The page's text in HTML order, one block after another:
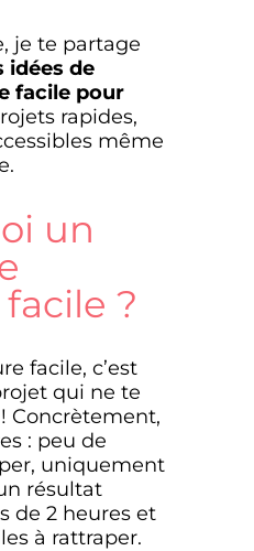
je te partage
idées de
facile pour
rapides,
même
un
?
facile, c’est
qui ne te
Concrètement,
: peu de
uniquement
résultat
de 2 heures et
à rattraper.